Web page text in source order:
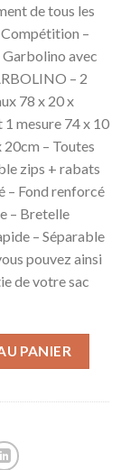
de tous les
Compétition –
Garbolino avec
– 2
78 x 20 x
mesure 74 x 10
20cm – Toutes
zips + rabats
– Fond renforcé
– Bretelle
– Séparable
pouvez ainsi
de votre sac
PANIER